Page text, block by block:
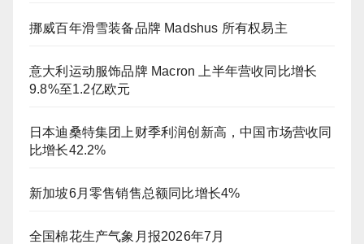
挪威百年滑雪装备品牌 Madshus 所有权易主
意大利运动服饰品牌 Macron 上半年营收同比增长
9.8%至1.2亿欧元
日本迪桑特集团上财季利润创新高，中国市场营收同
比增长42.2%
新加坡6月零售销售总额同比增长4%
全国棉花生产气象月报2026年7月